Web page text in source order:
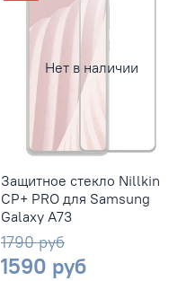
Нет в наличии
Защитное стекло Nillkin
CP+ PRO для Samsung
Galaxy A73
1790 руб
1590 руб